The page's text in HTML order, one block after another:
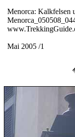
Menorca: Kalkfelsen
Mai 2005 /1